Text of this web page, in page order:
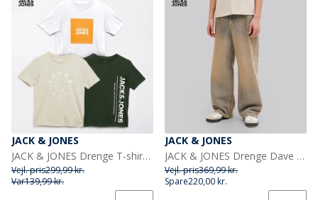
JACK & JONES
JACK & JONES Drenge T-shirts Jason 3-pak Sort
Vejl. pris299,99 kr.
Var139,99 kr.
JACK & JONES
JACK & JONES Drenge Dave Original St 263 Baggy Fit Jeans Blue Denim
Vejl. pris369,99 kr.
Spare220,00 kr.